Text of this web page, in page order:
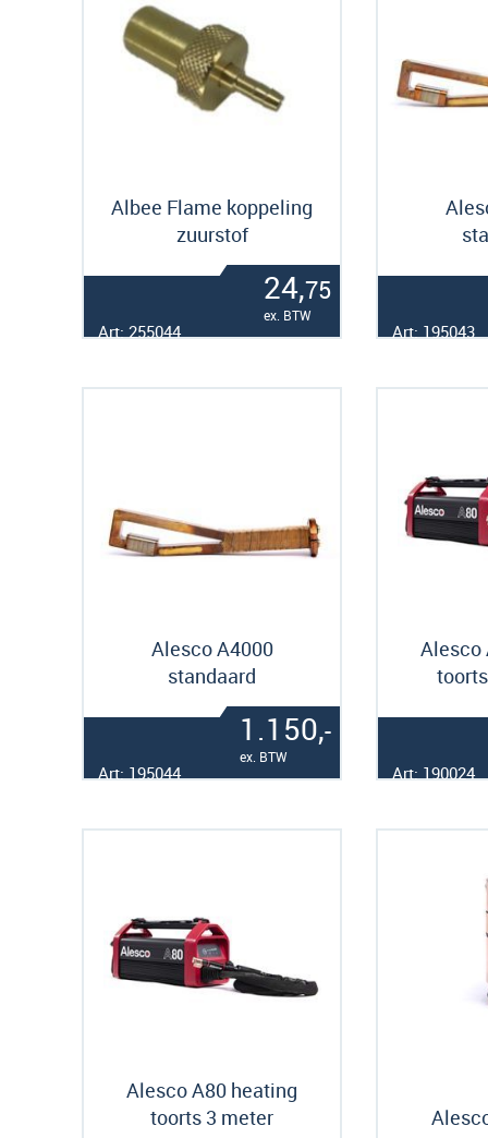
Albee Flame koppeling
zuurstof
24,75
ex. BTW
Art: 255044 Art: 195043
Alesco A4000
standaard
1.150,-
ex. BTW
Art: 195044
Alesco
Art: 190024
Alesco A80 heating
toorts 3 meter